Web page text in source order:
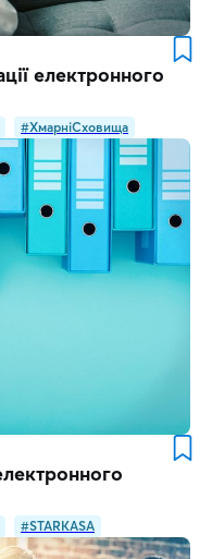
електронного
#ХмарніСховища
#STARKASA